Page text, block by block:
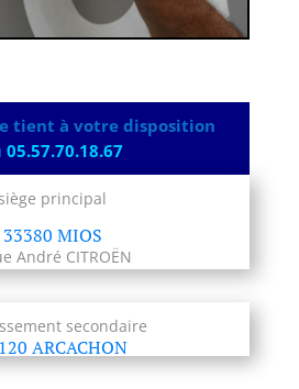
tient à votre disposition
05.57.70.18.67
siège principal
33380 MIOS
André CITROËN
secondaire
ARCACHON